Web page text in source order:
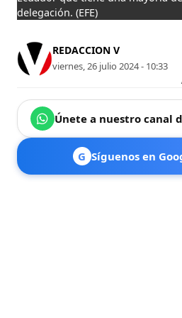
delegación. (EFE)
REDACCION V
viernes, 26 julio 2024 - 10:33
Únete a nuestro canal
G Síguenos en